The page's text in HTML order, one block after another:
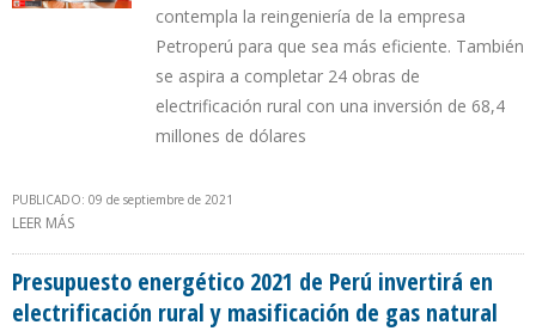
contempla la reingeniería de la empresa
Petroperú para que sea más eficiente. También
se aspira a completar 24 obras de
electrificación rural con una inversión de 68,4
millones de dólares
PUBLICADO: 09 de septiembre de 2021
LEER MÁS
Presupuesto energético 2021 de Perú invertirá en
electrificación rural y masificación de gas natural